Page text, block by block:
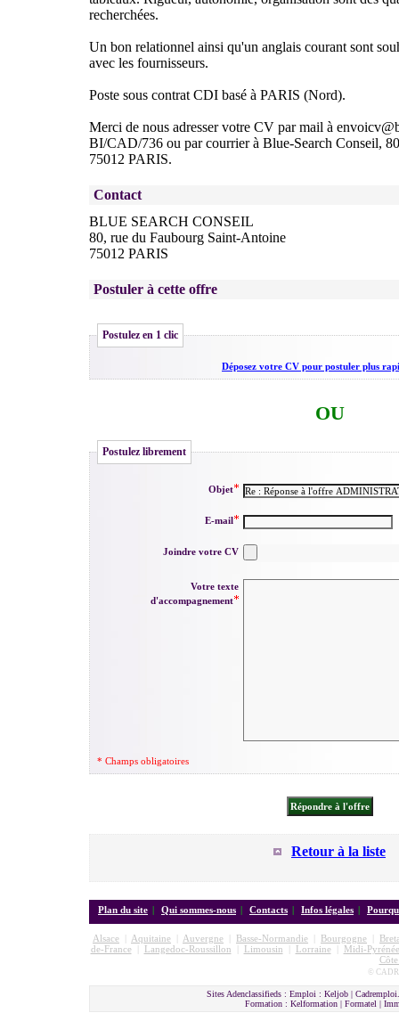
recherchées.
Un bon relationnel ainsi qu'un anglais courant sont
avec les fournisseurs.
Poste sous contrat CDI basé à PARIS (Nord).
Merci de nous adresser votre CV par mail à
BI/CAD/736 ou par courrier à Blue-Search Conseil,
75012 PARIS.
Contact
BLUE SEARCH CONSEIL
80, rue du Faubourg Saint-Antoine
75012 PARIS
Postuler à cette offre
Postulez en 1 clic
Déposez votre CV pour postuler plus
OU
Postulez librement
Objet
E-mail
Joindre votre CV
Votre texte
d'accompagnement
* Champs obligatoires
Retour à la liste
Plan du site | Qui sommes-nous | Contacts | Infos légales |
Alsace Aquitaine Auvergne Basse-Normandie Bourgogne
de-France| Langedoc-Roussillon Limousin Lorraine|
Midi-
©
Sites Adenclassifieds : Emploi : Keljob |
Formation : Kelformation | Formatel |